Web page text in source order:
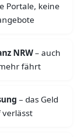
Portale, keine
NRW– auch
fährt
– das Geld
verlässt